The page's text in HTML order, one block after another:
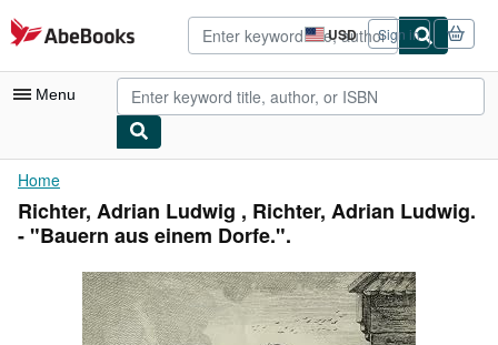
Skip to main content
AbeBooks.com USD
Site
shopping
preferences
Sign in
Menu
My Account
My Purchases
Browse Collections
Rare Books
Home
Richter, Adrian Ludwig , Richter, Adrian Ludwig.
- "Bauern aus einem Dorfe.".